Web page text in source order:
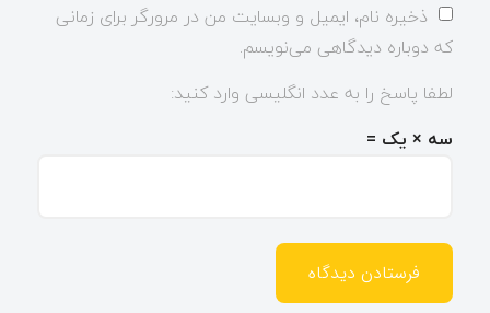
ذخیره نام، ایمیل و وبسایت من در مرورگر برای زمانی
که دوباره دیدگاهی می‌نویسم.
لطفا پاسخ را به عدد انگلیسی وارد کنید:
سه × یک =